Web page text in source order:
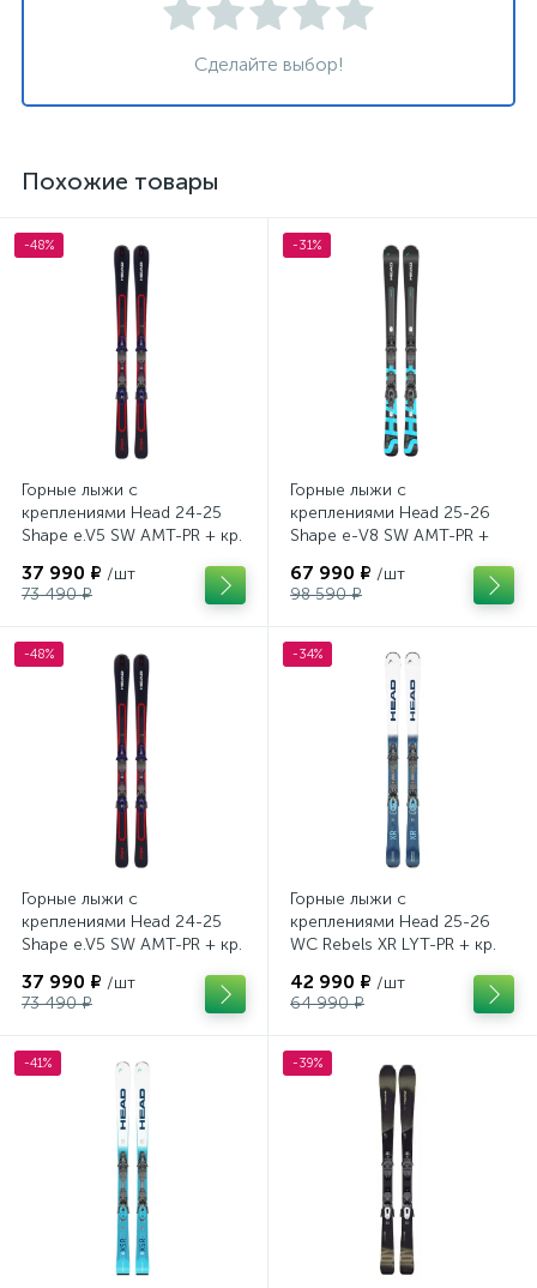
Сделайте выбор!
Похожие товары
-48%
Горные лыжи с
креплениями Head 24-25
Shape e.V5 SW AMT-PR + кр.
37 990 ₽ /шт
73 490 ₽
-31%
Горные лыжи с
креплениями Head 25-26
Shape e-V8 SW AMT-PR +
67 990 ₽ /шт
98 590 ₽
-48%
Горные лыжи с
креплениями Head 24-25
Shape e.V5 SW AMT-PR + кр.
37 990 ₽ /шт
73 490 ₽
-34%
Горные лыжи с
креплениями Head 25-26
WC Rebels XR LYT-PR + кр.
42 990 ₽ /шт
64 990 ₽
-41% -39%